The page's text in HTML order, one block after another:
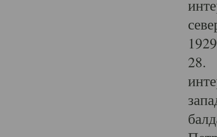
28.